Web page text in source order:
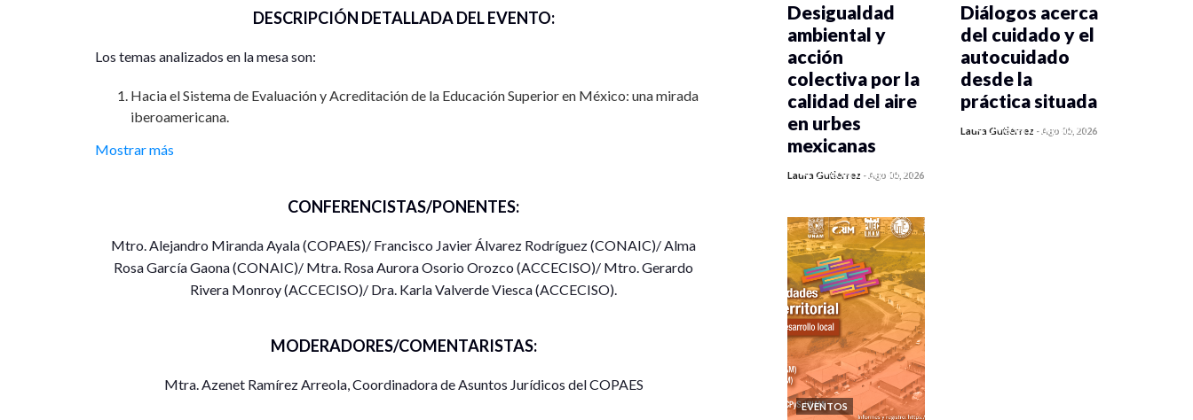
DESCRIPCIÓN DETALLADA DEL EVENTO:
Los temas analizados en la mesa son:
Hacia el Sistema de Evaluación y Acreditación de la Educación Superior en México: una mirada
iberoamericana.
Internacionalización solidaria desde los programas de Tecnologías de Información y
El contexto de la evaluación y la responsabilidad social en México.
Mostrar más
CONFERENCISTAS/PONENTES:
Mtro. Alejandro Miranda Ayala (COPAES)/ Francisco Javier Álvarez Rodríguez (CONAIC)/ Alma
Rosa García Gaona (CONAIC)/ Mtra. Rosa Aurora Osorio Orozco (ACCECISO)/ Mtro. Gerardo
Rivera Monroy (ACCECISO)/ Dra. Karla Valverde Viesca (ACCECISO).
MODERADORES/COMENTARISTAS:
Mtra. Azenet Ramírez Arreola, Coordinadora de Asuntos Jurídicos del COPAES
0 veces compartido
Desigualdad
ambiental y
acción
colectiva por la
calidad del aire
en urbes
mexicanas
Laura Gutiérrez -Ago 05, 2026
0 veces compartido
Diálogos acerca
del cuidado y el
autocuidado
desde la
práctica situada
Laura Gutiérrez -Ago 05, 2026
EVENTOS